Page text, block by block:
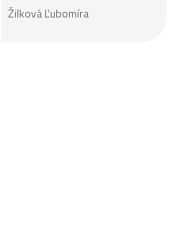
Žilková Ľubomíra